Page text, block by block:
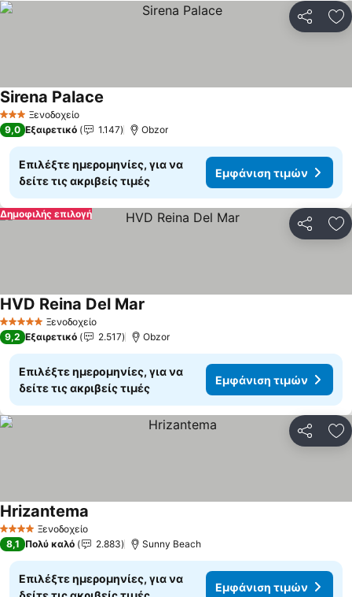
3 ΑστέριαΞενοδοχείο
Sirena Palace
9,0 Εξαιρετικό 1.147 Obzor
Επιλέξτε ημερομηνίες, για να
δείτε τις ακριβείς τιμές
Εμφάνιση τιμών
Δημοφιλής επιλογή
5 Αστέρια Ξενοδοχείο
HVD Reina Del Mar
9,2 Εξαιρετικό 2.517 Obzor
Επιλέξτε ημερομηνίες, για να
δείτε τις ακριβείς τιμές
Εμφάνιση τιμών
4 ΑστέριαΞενοδοχείο
Hrizantema
8,1 Πολύ καλό 2.883 Sunny Beach
Επιλέξτε ημερομηνίες, για να
Εμφάνιση τιμών